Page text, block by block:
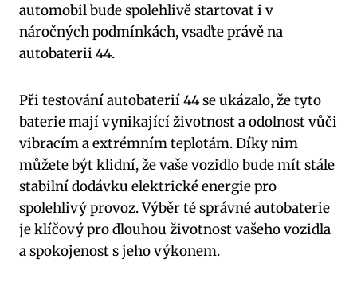
automobil ⁤bude spolehlivě startovat i v
náročných podmínkách, vsaďte právě na
autobaterii⁤ 44.
Při testování‌ autobaterií 44 se ukázalo, že tyto⁣
baterie mají vynikající životnost a odolnost vůči‌
vibracím a ‌extrémním teplotám.⁣ Díky nim
můžete ​být klidní,⁢ že vaše vozidlo bude ⁢mít stále
stabilní ⁢dodávku elektrické energie pro
⁣spolehlivý ‌provoz.​ Výběr⁢ té​ správné ⁤autobaterie
je klíčový pro dlouhou životnost ⁤vašeho ‌vozidla ​
a spokojenost s jeho výkonem.